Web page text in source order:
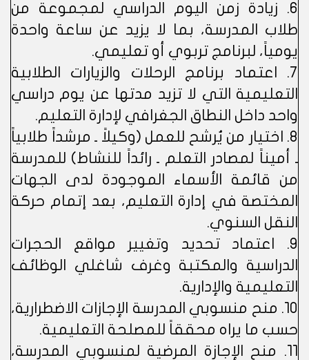
6. زيادة زمن اليوم الدراسي لمجموعة من
طلاب المدرسة، بما لا يزيد عن ساعة واحدة
يومياً، لبرنامج تربوي أو تعليمي.
7. اعتماد برنامج الرحلات والزيارات الطلابية
التعليمية التي لا تزيد مدتها عن يوم دراسي
واحد داخل النطاق الجغرافي لإدارة التعليم.
8. اختيار من يُرشح للعمل (وكيلاً ـ مرشداً طلابياً
ـ أميناً لمصادر التعلم ـ رائداً للنشاط) للمدرسة
من قائمة الأسماء الموجودة لدى الجهات
المختصة في إدارة التعليم، بعد إتمام حركة
النقل السنوي.
9. اعتماد تحديد وتغيير مواقع الحجرات
الدراسية والمكتبة وغرف شاغلي الوظائف
التعليمية والإدارية.
10. منح منسوبي المدرسة الإجازات الاضطرارية،
حسب ما يراه محققاً للمصلحة التعليمية.
11. منح الإجازة المرضية لمنسوبي المدرسة،